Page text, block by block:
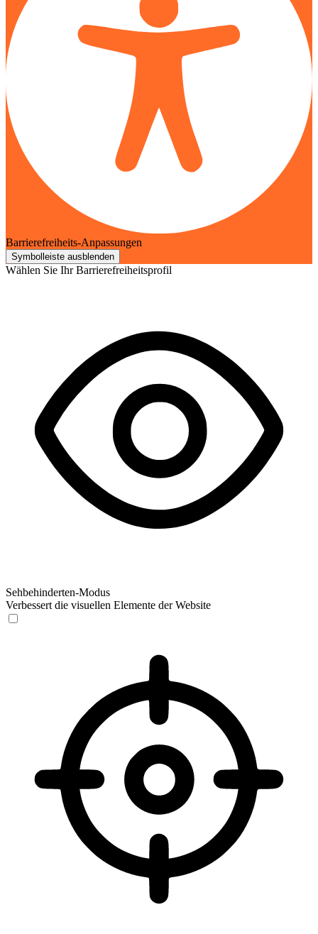
Barrierefreiheits-Anpassungen
Symbolleiste ausblenden
Wählen Sie Ihr Barrierefreiheitsprofil
Sehbehinderten-Modus
Verbessert die visuellen Elemente der Website